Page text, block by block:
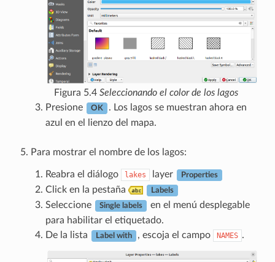
Figura 5.4 Seleccionando el color de los lagos
Presione
OK
. Los lagos se muestran ahora en
azul en el lienzo del mapa.
Para mostrar el nombre de los lagos:
Reabra el diálogo lakes layer Properties
Click en la pestaña Labels
Seleccione Single labels
en el menú desplegable
para habilitar el etiquetado.
De la lista
Label with , escoja el campo NAMES .